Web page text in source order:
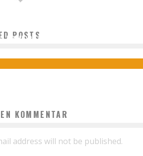
POSTS
BRANDBJERG.DK VISE DIG EN ANDEN VEJ
KOMMENTAR
address will not be published.